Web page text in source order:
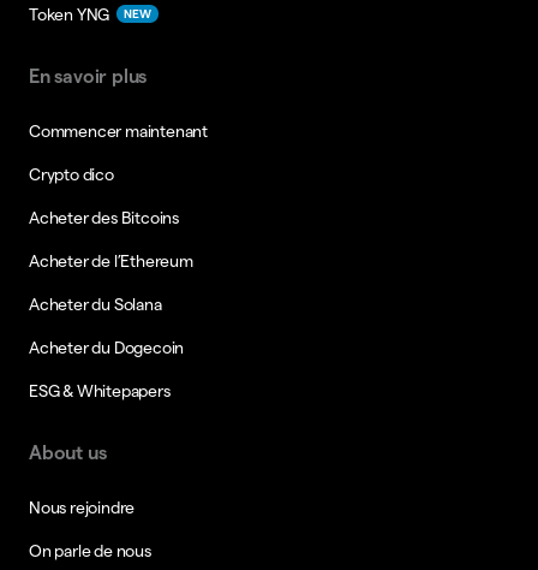
Token YNG NEW
En savoir plus
Commencer maintenant
Crypto dico
Acheter des Bitcoins
Acheter de l’Ethereum
Acheter du Solana
Acheter du Dogecoin
ESG & Whitepapers
About us
Nous rejoindre
On parle de nous